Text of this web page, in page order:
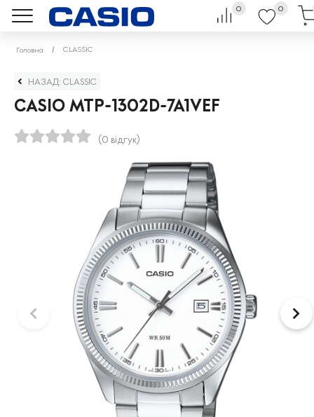
0 0
Головна CLASSIC
НАЗАД: CLASSIC
CASIO MTP-1302D-7A1VEF
(0 відгук)